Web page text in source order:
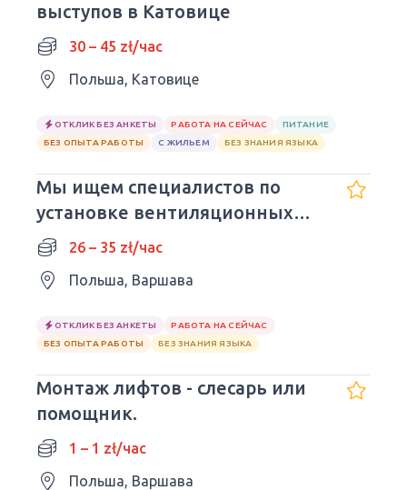
выступов в Катовице
30 – 45 zł/час
Польша, Катовице
ОТКЛИК БЕЗ АНКЕТЫ РАБОТА НА СЕЙЧАС
ПИТАНИЕ
БЕЗ ОПЫТА РАБОТЫ
С ЖИЛЬЕМ БЕЗ ЗНАНИЯ ЯЗЫКА
Мы ищем специалистов по
установке вентиляционных
систем26 – 35 zł/час
Польша, Варшава
ОТКЛИК БЕЗ АНКЕТЫ
РАБОТА НА СЕЙЧАС
БЕЗ ОПЫТА РАБОТЫ
БЕЗ ЗНАНИЯ ЯЗЫКА
Монтаж лифтов - слесарь или
помощник.
1 – 1 zł/час
Польша, Варшава